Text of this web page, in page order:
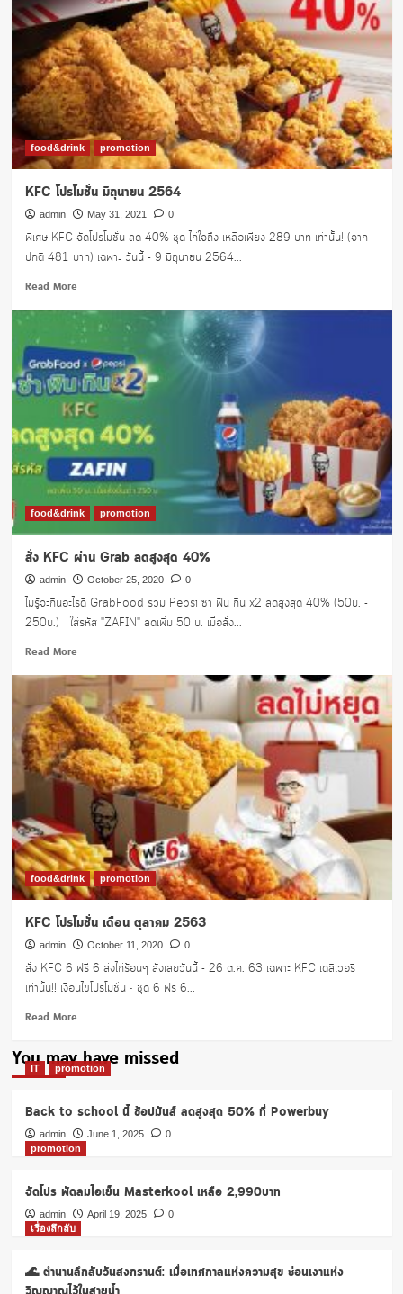
ผ่าน
Drive
Thru
มี
โปร
โม
ชั่น
สุด
คุ้ม!
food&drink promotion
KFC โปรโมชั่น มิถุนายน 2564
admin May 31, 2021 0
พิเศษ KFC จัดโปรโมชั่น ลด 40% ชุด ไก่ใจถึง เหลือเพียง 289 บาท เท่านั้น! (จาก
ปกติ 481 บาท) เฉพาะ วันนี้ - 9 มิถุนายน 2564...
Read MoreRead
about
KFC
โปร
โม
ชั่น
มิถุนายน
2564
food&drink promotion
สั่ง KFC ผ่าน Grab ลดสูงสุด 40%
admin October 25, 2020 0
ไม่รู้จะกินอะไรดี GrabFood ร่วม Pepsi ซ่า ฟิน กิน x2 ลดสูงสุด 40% (50บ. -
250บ.) ใส่รหัส "ZAFIN" ลดเพิ่ม 50 บ. เมื่อสั่ง...
Read MoreRead
about
สั่ง
KFC
ผ่าน
Grab
ลด
สูงสุด
40%
food&drink promotion
KFC โปรโมชั่น เดือน ตุลาคม 2563
admin October 11, 2020 0
สั่ง KFC 6 ฟรี 6 ส่งไก่ร้อนๆ สั่งเลยวันนี้ - 26 ต.ค. 63 เฉพาะ KFC เดลิเวอรี
เท่านั้น!! เงื่อนไขโปรโมชั่น • ชุด 6 ฟรี 6...
Read MoreRead
about
KFC
ชั่น
เดือน
ตุลาคม
You may have missed
IT promotion
Back to school นี้ ช้อปมันส์ ลดสูงสุด 50% ที่ Powerbuy
admin June 1, 2025
0
promotion
จัดโปร พัดลมไอเย็น Masterkool เหลือ 2,990บาท
admin April 19, 2025
0
เรื่องลึกลับ
🌊 ตำนานลึกลับวันสงกรานต์: เมื่อเทศกาลแห่งความสุข ซ่อนเงาแห่ง